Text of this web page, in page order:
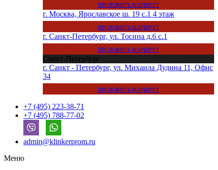
ПРОЛОЖИТЬ МАРШРУТ
г. Москва, Ярославское ш. 19 с.1 4 этаж
ПРОЛОЖИТЬ МАРШРУТ
г. Санкт-Петербург, ул. Тосина д.6 с.1
ПРОЛОЖИТЬ МАРШРУТ
Санкт-Петербург
г. Санкт - Петербург, ул. Михаила Дудина 11, Офис
34
ПРОЛОЖИТЬ МАРШРУТ
+7 (495) 223-38-71
+7 (495) 788-77-02
admin@klinkerprom.ru
Меню